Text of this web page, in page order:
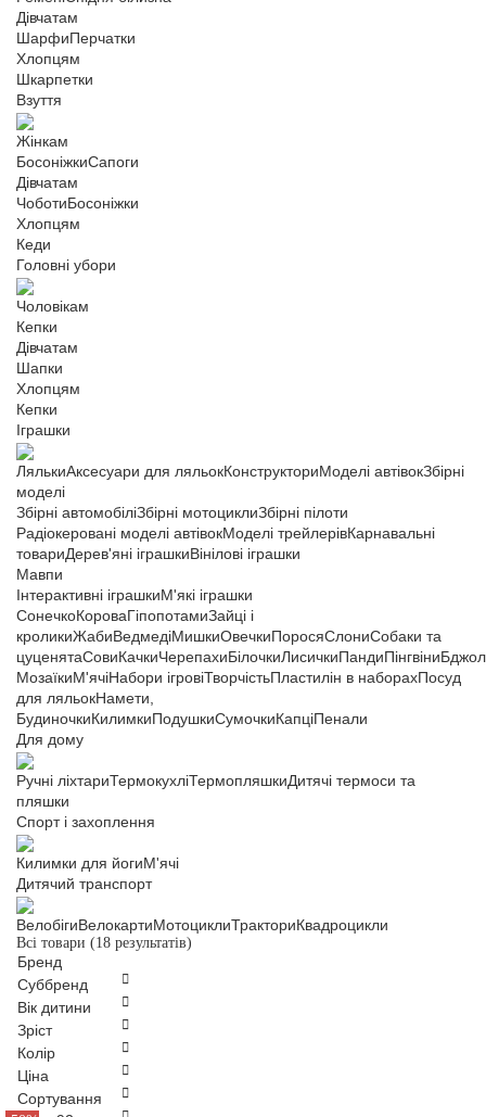
Дівчатам
ШарфиПерчатки
Хлопцям
Шкарпетки
Взуття
Жінкам
БосоніжкиСапоги
Дівчатам
ЧоботиБосоніжки
Хлопцям
Кеди
Головні убори
Чоловікам
Кепки
Дівчатам
Шапки
Хлопцям
Кепки
Іграшки
ЛялькиАксесуари для ляльокКонструкториМоделі автівокЗбірні
моделі
Збірні автомобіліЗбірні мотоциклиЗбірні пілоти
Радіокеровані моделі автівокМоделі трейлерівКарнавальні
товариДерев'яні іграшкиВінілові іграшки
Мавпи
Інтерактивні іграшкиМ'які іграшки
СонечкоКороваГіпопотамиЗайці і
кроликиЖабиВедмедіМишкиОвечкиПоросяСлониСобаки та
цуценятаСовиКачкиЧерепахиБілочкиЛисичкиПандиПінгвіни
МозаїкиМ'ячіНабори ігровіТворчістьПластилін в наборахПосуд
для ляльокНамети,
БудиночкиКилимкиПодушкиСумочкиКапціПенали
Для дому
Ручні ліхтариТермокухліТермопляшкиДитячі термоси та
пляшки
Спорт і захоплення
Килимки для йогиМ'ячі
Дитячий транспорт
ВелобігиВелокартиМотоциклиТракториКвадроцикли
Всі товари (18 результатів)
Бренд
Суббренд
Вік дитини
Зріст
Колір
Ціна
Сортування